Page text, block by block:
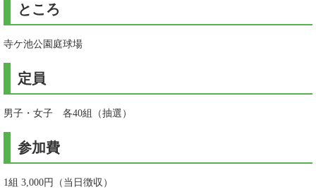
ところ
寺ケ池公園庭球場​
定員
男子・女子 各40組（抽選）
参加費
1組 3,000円（当日徴収）